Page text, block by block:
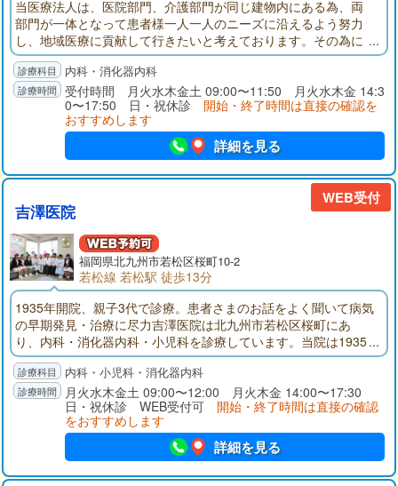
当医療法人は、医院部門、介護部門が同じ建物内にある為、両
部門が一体となって患者様一人一人のニーズに沿えるよう努力
し、地域医療に貢献して行きたいと考えております。その為に
スタッフ一同一生懸命に頑張っていく所存ですので、どうぞよ
ろしくお願いします。
内科・消化器内科
受付時間 月火水木金土 09:00〜11:50 月火水木金 14:3
0〜17:50 日・祝休診 開始・終了時間は直接の確認を
おすすめします
詳細を見る
WEB受付
吉澤医院
福岡県北九州市若松区桜町10-2
若松線 若松駅 徒歩13分
1935年開院、親子3代で診療。患者さまのお話をよく聞いて病気
の早期発見・治療に尽力吉澤医院は北九州市若松区桜町にあ
り、内科・消化器内科・小児科を診療しています。当院は1935
年の開院から親子3代にわたり、現在は理事長と理事長の父の2
名体制です。それぞれの得意分野をいかして協力しながら患者
さまの治療にあたっているので、急な発熱やせき、腹痛、胸や
けなど、お悩みの症状がありましたらお気軽にお越しくださ
い。当院はできるだけ時間をとって患者さまのお話をよく聞く
ようにしています。それは、病気の中にはほとんど自覚症状が
ないものもあり、患者さまが気づかない病気が隠れているかも
しれないからです。また、病気の疑いがあれば迅速に検査でき
内科・小児科・消化器内科
月火水木金土 09:00〜12:00 月火木金 14:00〜17:30
日・祝休診 WEB受付可 開始・終了時間は直接の確認
をおすすめします
詳細を見る